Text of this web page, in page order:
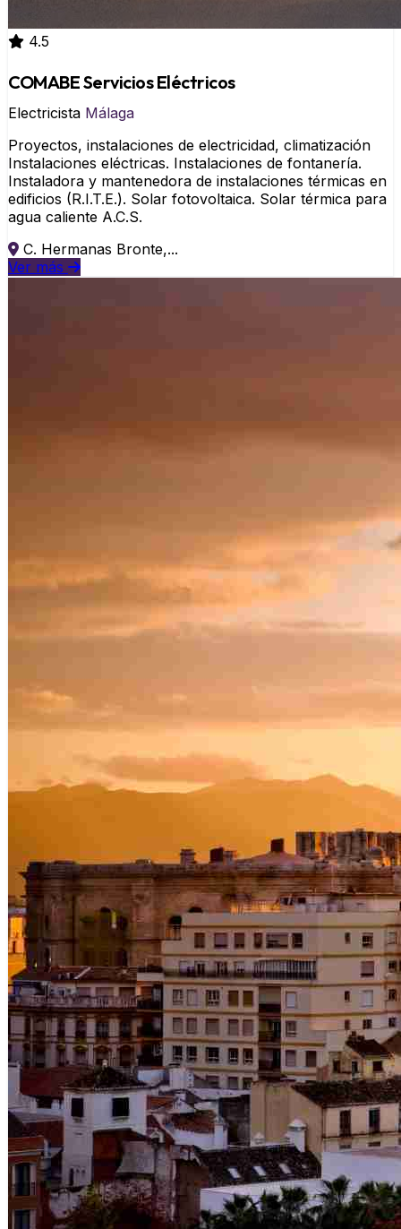
4.5
COMABE Servicios Eléctricos
Electricista Málaga
Proyectos, instalaciones de electricidad, climatización
Instalaciones eléctricas. Instalaciones de fontanería.
Instaladora y mantenedora de instalaciones térmicas en
edificios (R.I.T.E.). Solar fotovoltaica. Solar térmica para
agua caliente A.C.S.
C. Hermanas Bronte,...
Ver más